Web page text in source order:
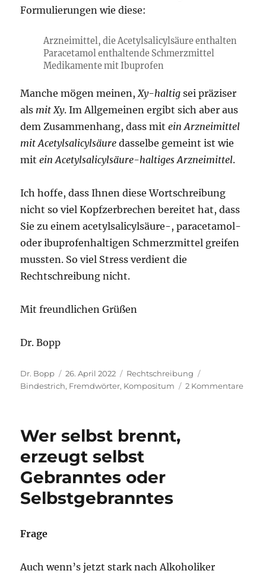
Formulierungen wie diese:
Arzneimittel, die Acetylsalicylsäure enthalten
Paracetamol enthaltende Schmerzmittel
Medikamente mit Ibuprofen
Manche mögen meinen,Xy-haltig sei präziser
als mit Xy. Im Allgemeinen ergibt sich aber aus
dem Zusammenhang, dass mitein Arzneimittel
mit Acetylsalicylsäure dasselbe gemeint ist wie
mitein Acetylsalicylsäure-haltiges Arzneimittel.
Ich hoffe, dass Ihnen diese Wortschreibung
nicht so viel Kopfzerbrechen bereitet hat, dass
Sie zu einem acetylsalicylsäure-, paracetamol-
oder ibuprofenhaltigen Schmerzmittel greifen
mussten. So viel Stress verdient die
Rechtschreibung nicht.
Mit freundlichen Grüßen
Dr. Bopp
Autor
Dr. Bopp
Veröffentlicht
am
26. April 2022 Kategorien
Rechtschreibung
Bindestrich, Fremdwörter, Kompositum 2 Kommentarezu
Wer selbst brennt,
erzeugt selbst
Gebranntes oder
Selbstgebranntes
Frage
Auch wenn’s jetzt stark nach Alkoholiker